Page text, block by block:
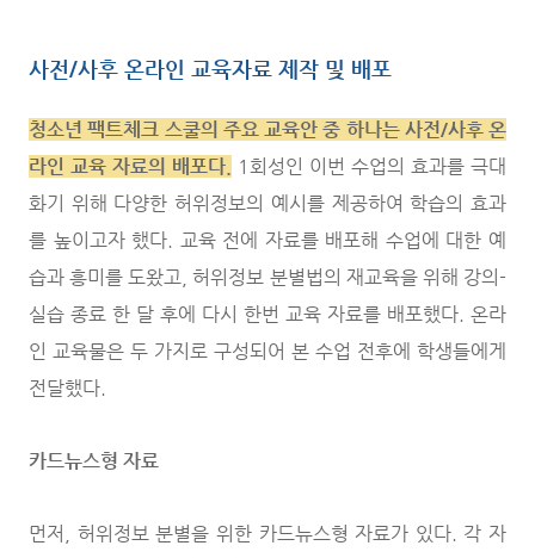
사전/사후 온라인 교육자료 제작 및 배포
청소년 팩트체크 스쿨의 주요 교육안 중 하나는 사전/사후 온
라인 교육 자료의 배포다
1회성인 이번 수업의 효과를 극대
화기 위해 다양한 허위정보의 예시를 제공하여 학습의 효과
를 높이고자 했다. 교육 전에 자료를 배포해 수업에 대한 예
습과 흥미를 도왔고, 허위정보 분별법의 재교육을 위해 강의-
실습 종료 한 달 후에 다시 한번 교육 자료를 배포했다. 온라
인 교육물은 두 가지로 구성되어 본 수업 전후에 학생들에게
전달했다.
카드뉴스형 자료
먼저, 허위정보 분별을 위한 카드뉴스형 자료가 있다. 각 자